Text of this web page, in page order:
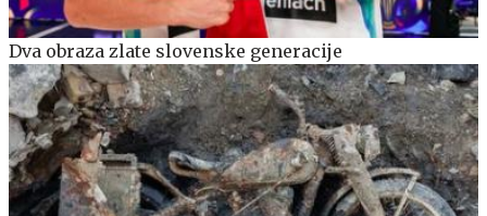
Dva obraza zlate slovenske generacije